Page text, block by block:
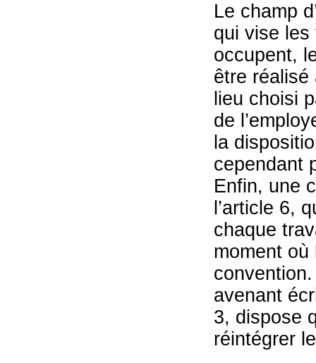
Le champ
qui vise les
occupent,
être réalisé
lieu choisi
de
la
cependant
Enfin, une
l’article 6,
chaque
moment où
avenant
3, dispose
réintégrer